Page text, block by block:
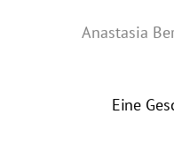
Anastasia
Eine